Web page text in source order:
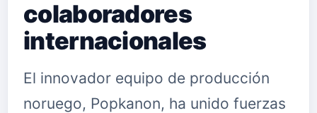
colaboradores
internacionales
El innovador equipo de producción
noruego, Popkanon, ha unido fuerzas